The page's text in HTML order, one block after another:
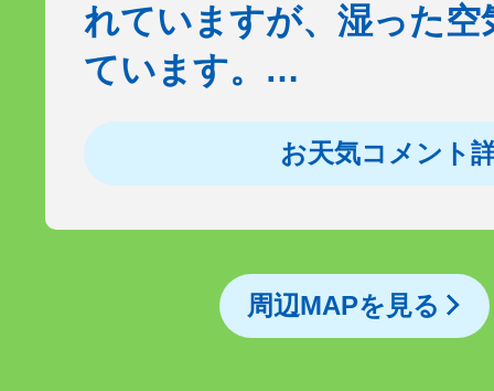
れていますが、湿った空
ています。…
お天気コメント
周辺MAPを見る